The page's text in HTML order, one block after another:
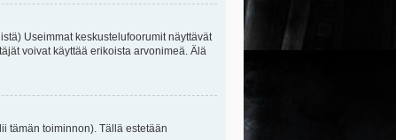
Useimmat keskustelufoorumit näyttävät
voivat käyttää erikoista arvonimeä. Älä
tämän toiminnon). Tällä estetään